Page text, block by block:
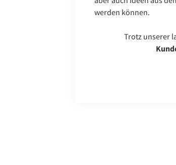
werden können.
Trotz unserer